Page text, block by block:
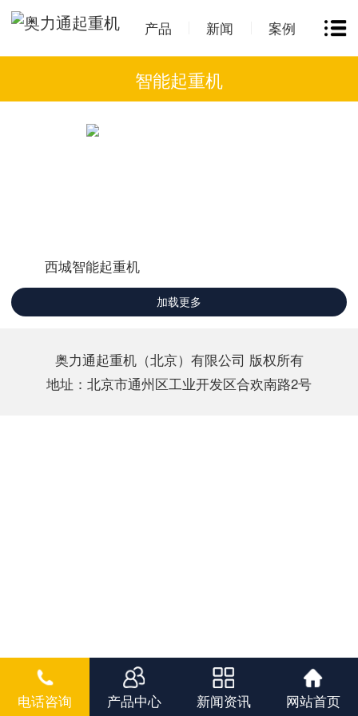
产品 新闻 案例
智能起重机
西城智能起重机
加载更多
奥力通起重机（北京）有限公司 版权所有
地址：北京市通州区工业开发区合欢南路2号
电话咨询 产品中心 新闻资讯 网站首页